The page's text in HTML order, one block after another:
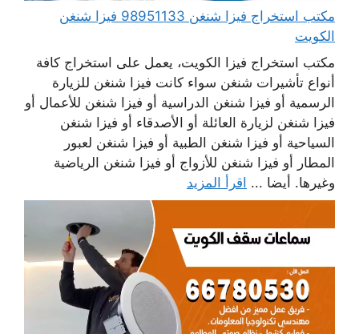
مكتب استخراج فيزا شنغن 98951133 فيزا شنغن
الكويت
مكتب استخراج فيزا الكويت، يعمل على استخراج كافة
أنواع تأشيرات شنغن سواء كانت فيزا شنغن للزيارة
الرسمية أو فيزا شنغن الدراسية أو فيزا شنغن للأعمال أو
فيزا شنغن لزيارة العائلة أو الأصدقاء أو فيزا شنغن
السياحية أو فيزا شنغن الطبية أو فيزا شنغن لعبور
المطار أو فيزا شنغن للأزواج أو فيزا شنغن الرياضية
وغيرها. أيضا ... اقرأ المزيد